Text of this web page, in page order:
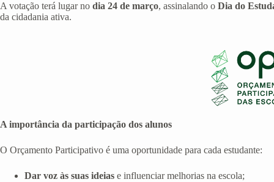
A votação terá lugar no dia 24 de março, assinalando o Dia do
da cidadania ativa.
A importância da participação dos alunos
O Orçamento Participativo é uma oportunidade para cada estudante:
Dar voz às suas ideias e influenciar melhorias na escola;